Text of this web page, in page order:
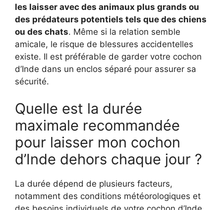
les laisser avec des animaux plus grands ou
des prédateurs potentiels tels que des chiens
ou des chats. Même si la relation semble
amicale, le risque de blessures accidentelles
existe. Il est préférable de garder votre cochon
d’Inde dans un enclos séparé pour assurer sa
sécurité.
Quelle est la durée
maximale recommandée
pour laisser mon cochon
d’Inde dehors chaque jour ?
La durée dépend de plusieurs facteurs,
notamment des conditions météorologiques et